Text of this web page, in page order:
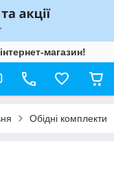
магазин!
Обідні комплекти